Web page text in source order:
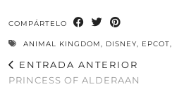
COMPÁRTELO
ANIMAL KINGDOM, DISNEY, EPCOT,
ENTRADA ANTERIOR
PRINCESS OF ALDERAAN